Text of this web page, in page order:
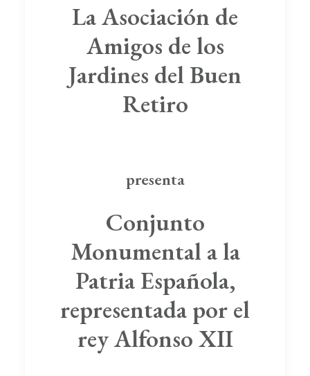
La Asociación de
Amigos de los
Jardines del Buen
Retiro
presenta
Conjunto
Monumental a la
Patria Española,
representada por el
rey Alfonso XII